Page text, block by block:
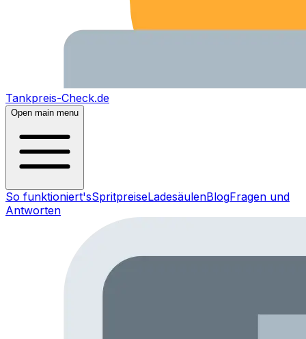
Tankpreis-Check.de
Open main menu
So funktioniert'sSpritpreiseLadesäulenBlogFragen und
Antworten